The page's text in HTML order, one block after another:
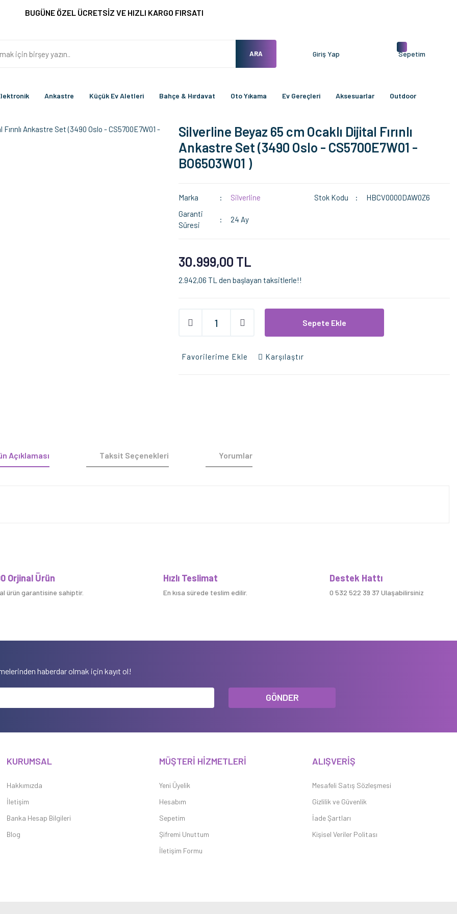
BUGÜNE ÖZEL ÜCRETSİZ VE HIZLI KARGO FIRSATI
ARA Giriş Yap Sepetim
Ankastre Küçük Ev Aletleri Bahçe & Hırdavat Oto Yıkama Ev Gereçleri Aksesuarlar Outdoor
Silverline Beyaz 65 cm Ocaklı Dijital Fırınlı
Ankastre Set (3490 Oslo - CS5700E7W01 -
BO6503W01 )
Marka Silverline Stok Kodu
HBCV0000DAW0Z6
Garanti
Süresi
24 Ay
30.999,00 TL
2.942,06 TL den başlayan taksitlerle!!
Sepete Ekle
Favorilerime Ekle Karşılaştır
Açıklaması Taksit Seçenekleri Yorumlar
Orjinal Ürün
ürün garantisine sahiptir.
Hızlı Teslimat
En kısa sürede teslim edilir.
Destek Hattı
0 532 522 39 37 Ulaşabilirsiniz
haberdar olmak için kayıt ol!
GÖNDER
KURUMSAL
Hakkımızda
İletişim
Banka Hesap Bilgileri
Blog
MÜŞTERİ HİZMETLERİ
Yeni Üyelik
Hesabım
Sepetim
Şifremi Unuttum
İletişim Formu
ALIŞVERİŞ
Mesafeli Satış Sözleşmesi
Gizlilik ve Güvenlik
İade Şartları
Kişisel Veriler Politası